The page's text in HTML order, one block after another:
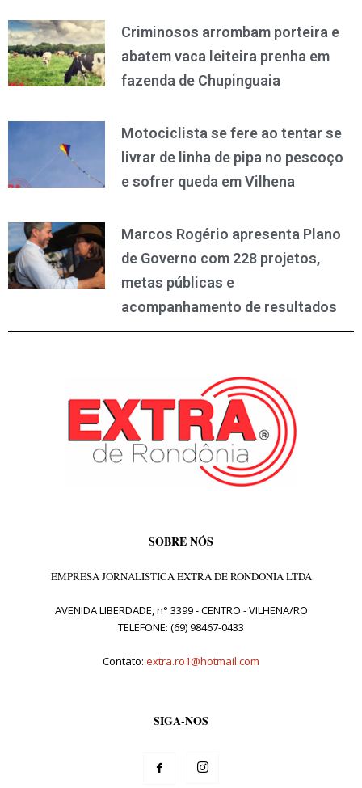
Criminosos arrombam porteira e
abatem vaca leiteira prenha em
fazenda de Chupinguaia
Motociclista se fere ao tentar se
livrar de linha de pipa no pescoço
e sofrer queda em Vilhena
Marcos Rogério apresenta Plano
de Governo com 228 projetos,
metas públicas e
acompanhamento de resultados
SOBRE NÓS
EMPRESA JORNALISTICA EXTRA DE RONDONIA LTDA
AVENIDA LIBERDADE, n° 3399 - CENTRO - VILHENA/RO
TELEFONE: (69) 98467-0433
Contato: extra.ro1@hotmail.com
SIGA-NOS